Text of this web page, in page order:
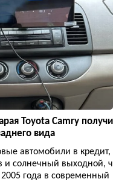
Toyota Camry получи
вида
автомобили в кредит,
и солнечный выходной, ч
года в современный